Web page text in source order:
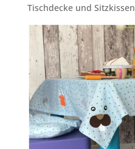
Tischdecke und Sitzkissen